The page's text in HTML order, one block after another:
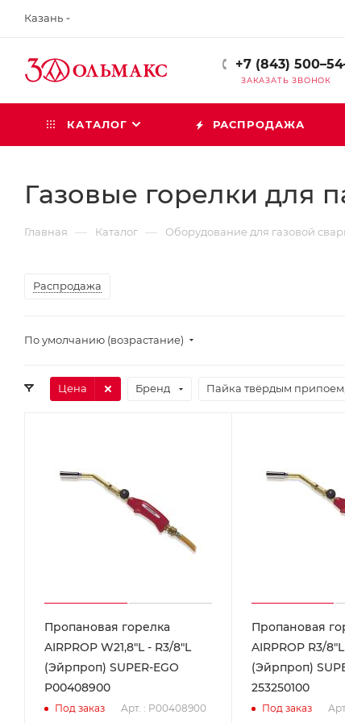
Казань
+7 (843)
ЗАКАЗАТЬ ЗВОНОК
КАТАЛОГ РАСПРОДАЖА
Газовые горелки для
Главная — Каталог — Оборудование для газовой
Распродажа
По умолчанию (возрастание)
Цена Бренд Пайка твёрдым
Пропановая горелка
AIRPROP W21,8"L - R3/8"L
(Эйрпроп) SUPER-EGO
P00408900
Под заказ Арт. : P00408900
Пропановая
AIRPROP R3/
(Эйрпроп)
253250100
Под заказ